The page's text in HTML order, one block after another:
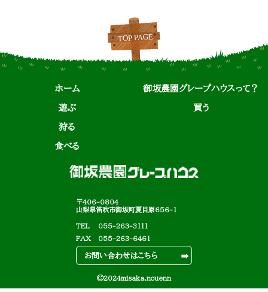
〒406-0804
山梨県笛吹市御坂町夏目原656-1
TEL
055-263-3111
FAX
055-263-6461
お問い合わせはこちら
ホーム 御坂農園グレープハウスって？
遊ぶ 買う
狩る
食べる
©2024misaka.nouenn